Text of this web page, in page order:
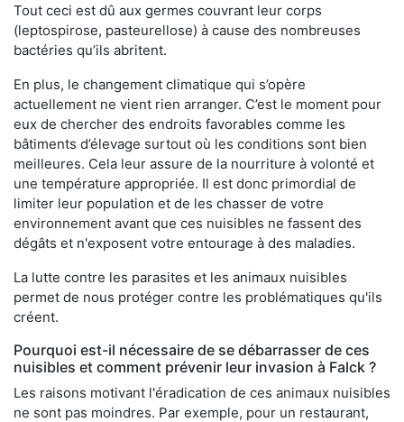
Tout ceci est dû aux germes couvrant leur corps
(leptospirose, pasteurellose) à cause des nombreuses
bactéries qu’ils abritent.
En plus, le changement climatique qui s’opère
actuellement ne vient rien arranger. C’est le moment pour
eux de chercher des endroits favorables comme les
bâtiments d’élevage surtout où les conditions sont bien
meilleures. Cela leur assure de la nourriture à volonté et
une température appropriée. Il est donc primordial de
limiter leur population et de les chasser de votre
environnement avant que ces nuisibles ne fassent des
dégâts et n'exposent votre entourage à des maladies.
La lutte contre les parasites et les animaux nuisibles
permet de nous protéger contre les problématiques qu'ils
créent.
Pourquoi est-il nécessaire de se débarrasser de ces
nuisibles et comment prévenir leur invasion à Falck ?
Les raisons motivant l'éradication de ces animaux nuisibles
ne sont pas moindres. Par exemple, pour un restaurant,